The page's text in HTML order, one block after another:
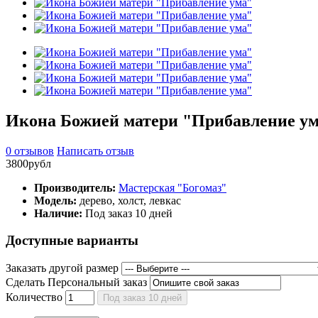
Икона Божией матери "Прибавление
0 отзывов Написать отзыв
3800рубл
Производитель: Мастерская "Богомаз"
Модель: дерево, холст, левкас
Наличие: Под заказ 10 дней
Доступные варианты
Заказать другой размер
Сделать Персональный заказ
Количество
Под заказ 10 дней